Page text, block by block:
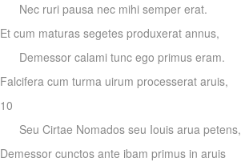
Nec ruri pausa nec mihi semper erat.
Et cum maturas segetes produxerat annus,
Demessor calami tunc ego primus eram.
Falcifera cum turma uirum processerat aruis,
10
Seu Cirtae Nomados seu Iouis arua petens,
Demessor cunctos ante ibam primus in aruis